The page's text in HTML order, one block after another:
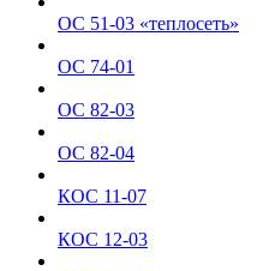
ОС 51-03 «теплосеть»
ОС 74-01
ОС 82-03
ОС 82-04
КОС 11-07
КОС 12-03